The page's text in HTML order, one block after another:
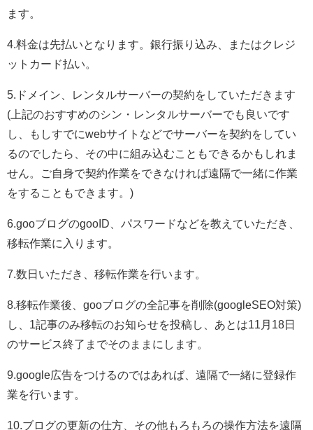
ます。
4.料金は先払いとなります。銀行振り込み、またはクレジ
ットカード払い。
5.ドメイン、レンタルサーバーの契約をしていただきます
(上記のおすすめのシン・レンタルサーバーでも良いです
し、もしすでにwebサイトなどでサーバーを契約をしてい
るのでしたら、その中に組み込むこともできるかもしれま
せん。ご自身で契約作業をできなければ遠隔で一緒に作業
をすることもできます。)
6.gooブログのgooID、パスワードなどを教えていただき、
移転作業に入ります。
7.数日いただき、移転作業を行います。
8.移転作業後、gooブログの全記事を削除(googleSEO対策)
し、1記事のみ移転のお知らせを投稿し、あとは11月18日
のサービス終了までそのままにします。
9.google広告をつけるのではあれば、遠隔で一緒に登録作
業を行います。
10.ブログの更新の仕方、その他もろもろの操作方法を遠隔